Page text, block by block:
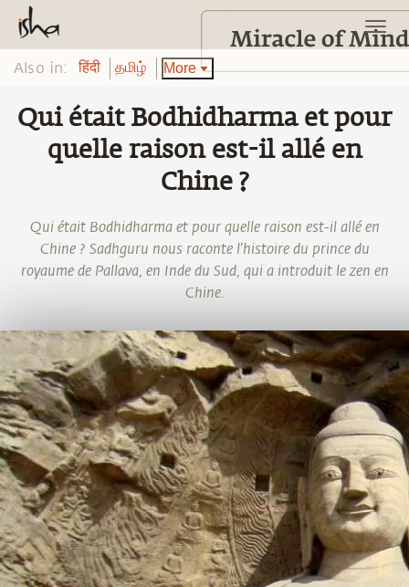
Also in: हिंदी தமிழ் More
Qui était Bodhidharma et pour
quelle raison est-il allé en
Chine ?
Qui était Bodhidharma et pour quelle raison est-il allé en
Chine ? Sadhguru nous raconte l’histoire du prince du
royaume de Pallava, en Inde du Sud, qui a introduit le zen en
Chine.